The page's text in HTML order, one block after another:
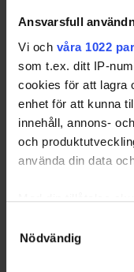
Ansvarsfull
Vi och våra 1022
som t.ex. ditt IP-
cookies för att lagra
enhet för att kunna
innehåll, annons-
och
använda din data
Med din tillåtelse
kan ha en
Nödvändig
HV71- HV 71
IKO
- IK Oskarshamn
MoDo- MoDo Hockey
SKE- Skellefteå AIK
VÄX- Växjö Lakers HC
Swehockey –
Swehockey ger dig
och statistik för
Sverige. Du kan